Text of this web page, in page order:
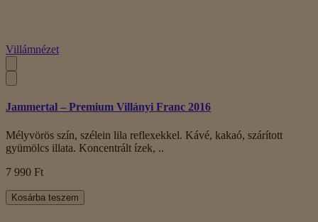
Villámnézet
Jammertal – Premium Villányi Franc 2016
Mélyvörös szín, szélein lila reflexekkel. Kávé, kakaó, szárított
gyümölcs illata. Koncentrált ízek, ..
7 990 Ft
Kosárba teszem